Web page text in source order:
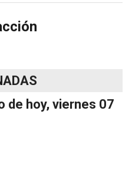
de hoy, viernes 07